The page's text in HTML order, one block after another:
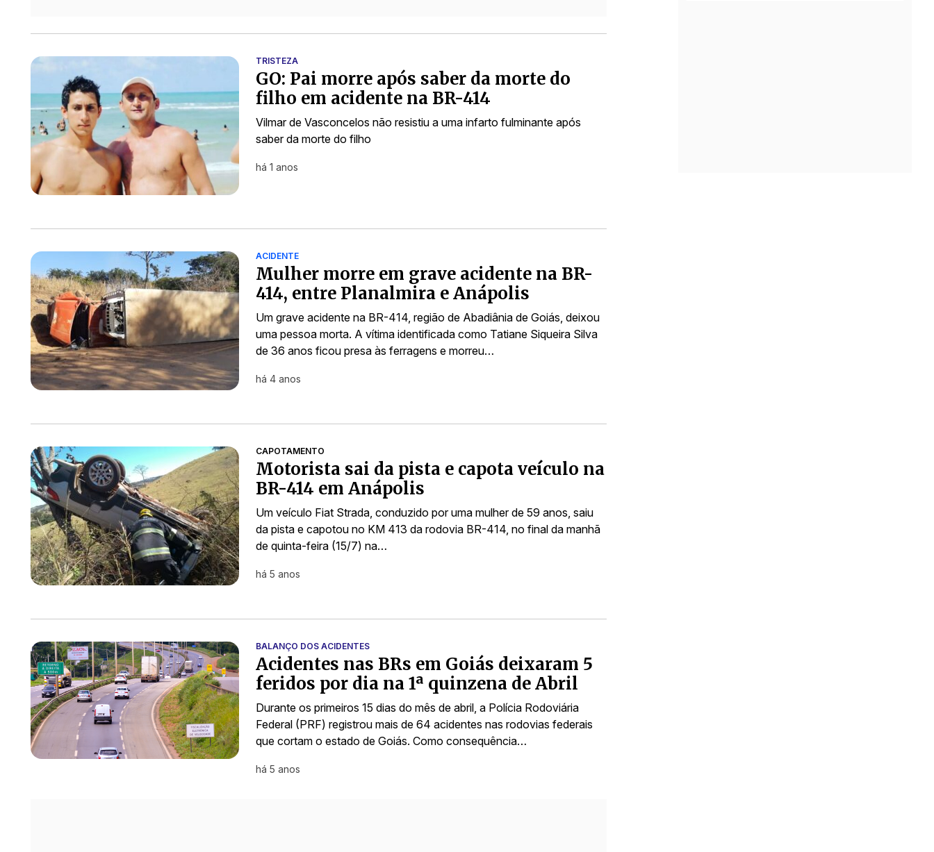
TRISTEZA
GO: Pai morre após saber da morte do
filho em acidente na BR-414
Vilmar de Vasconcelos não resistiu a uma infarto fulminante após
saber da morte do filho
há 1 anos
ACIDENTE
Mulher morre em grave acidente na BR-
414, entre Planalmira e Anápolis
Um grave acidente na BR-414, região de Abadiânia de Goiás, deixou
uma pessoa morta. A vítima identificada como Tatiane Siqueira Silva
de 36 anos ficou presa às ferragens e morreu…
há 4 anos
CAPOTAMENTO
Motorista sai da pista e capota veículo na
BR-414 em Anápolis
Um veículo Fiat Strada, conduzido por uma mulher de 59 anos, saiu
da pista e capotou no KM 413 da rodovia BR-414, no final da manhã
de quinta-feira (15/7) na…
há 5 anos
BALANÇO DOS ACIDENTES
Acidentes nas BRs em Goiás deixaram 5
feridos por dia na 1ª quinzena de Abril
Durante os primeiros 15 dias do mês de abril, a Polícia Rodoviária
Federal (PRF) registrou mais de 64 acidentes nas rodovias federais
que cortam o estado de Goiás. Como consequência…
há 5 anos